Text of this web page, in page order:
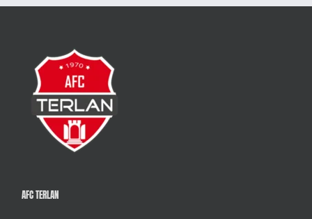
AFC TERLAN